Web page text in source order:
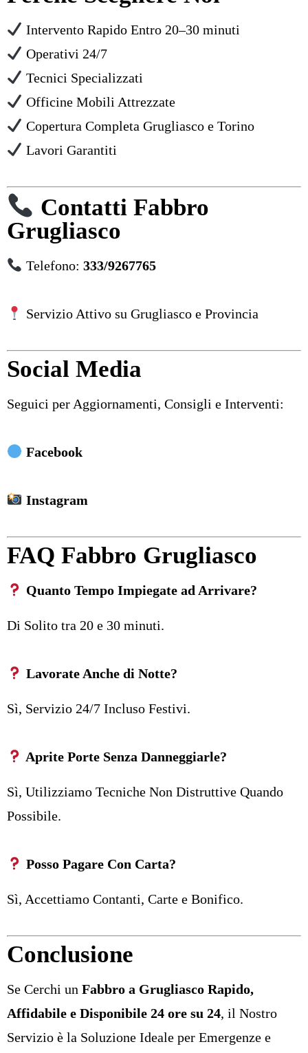
Intervento Rapido Entro 20–30 minuti
Operativi 24/7
Tecnici Specializzati
Officine Mobili Attrezzate
Copertura Completa Grugliasco e Torino
Lavori Garantiti
Contatti Fabbro
Grugliasco
Telefono: 333/9267765
Servizio Attivo su Grugliasco e Provincia
Social Media
Seguici per Aggiornamenti, Consigli e Interventi:
Facebook
Instagram
FAQ Fabbro Grugliasco
Quanto Tempo Impiegate ad Arrivare?
Di Solito tra 20 e 30 minuti.
Lavorate Anche di Notte?
Sì, Servizio 24/7 Incluso Festivi.
Aprite Porte Senza Danneggiarle?
Sì, Utilizziamo Tecniche Non Distruttive Quando
Possibile.
Posso Pagare Con Carta?
Sì, Accettiamo Contanti, Carte e Bonifico.
Conclusione
Se Cerchi un Fabbro a Grugliasco Rapido,
Affidabile e Disponibile 24 ore su 24, il Nostro
Servizio è la Soluzione Ideale per Emergenze e